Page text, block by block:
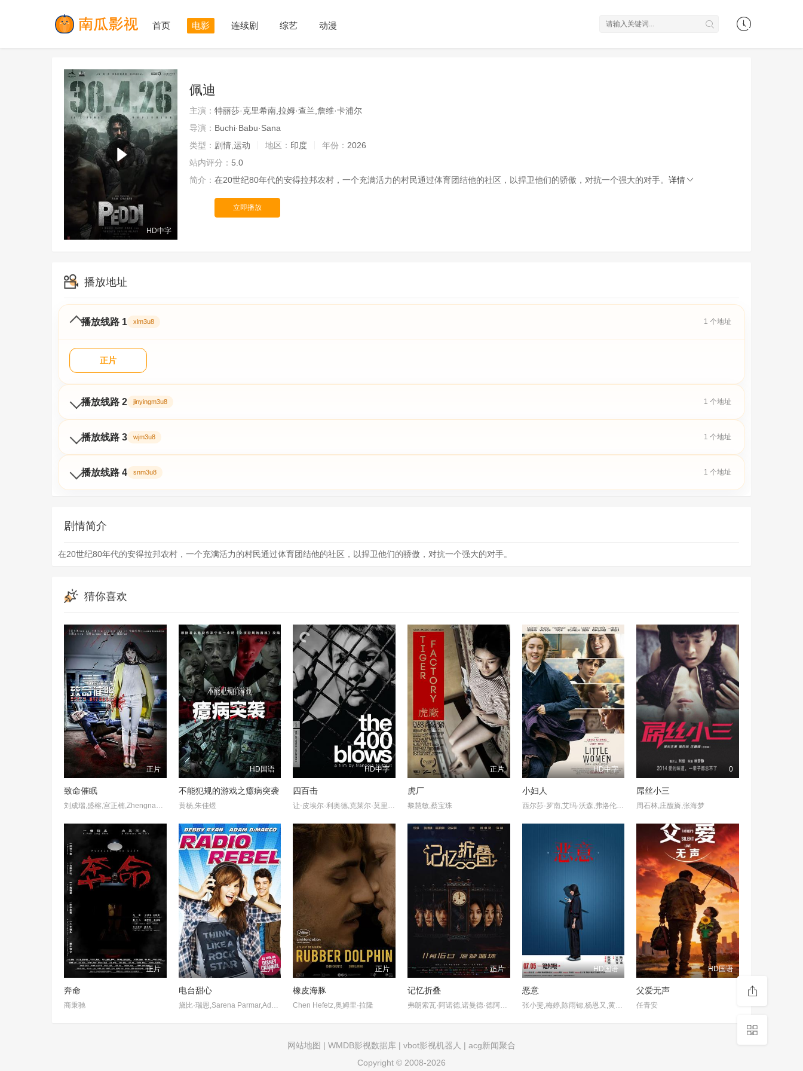
首页 电影 连续剧 综艺 动漫
HD中字
佩迪
主演： 特丽莎·克里希南,拉姆·查兰,詹维·卡浦尔
导演： Buchi·Babu·Sana
类型： 剧情,运动 地区： 印度 年份： 2026
站内评分： 5.0
简介： 在20世纪80年代的安得拉邦农村，一个充满活力的村民通过体育团结他的社区，以捍卫他们的骄傲，对抗一个强大的对手。 详情
立即播放
播放地址
播放线路 1 xlm3u8 1 个地址
正片
播放线路 2 jinyingm3u8 1 个地址
播放线路 3 wjm3u8 1 个地址
播放线路 4 snm3u8 1 个地址
剧情简介
在20世纪80年代的安得拉邦农村，一个充满活力的村民通过体育团结他的社区，以捍卫他们的骄傲，对抗一个强大的对手。
猜你喜欢
正片
致命催眠
刘成瑞,盛榕,宫正楠,Zhengnan,Gong,李立北
HD国语
不能犯规的游戏之癔病突袭
黄杨,朱佳煜
HD中字
四百击
让-皮埃尔·利奥德,克莱尔·莫里耶,阿尔贝·雷米,盖·德孔布勒
正片
虎厂
黎慧敏,蔡宝珠
HD中字
小妇人
西尔莎·罗南,艾玛·沃森,弗洛伦丝·皮尤,伊莱扎·斯坎伦,劳拉·邓恩,提莫西·查拉梅,梅丽尔·斯特里普,鲍勃·奥登科克,詹姆斯·诺顿,路易·加瑞尔,克里斯·库珀,崔西·莱茨,艾比·奎因,萨沙·弗若洛娃,莉莉·恩格勒特,爱德华德·弗莱彻,杰妮·霍蒂谢尔,多梅尼克·阿尔迪诺,汤姆·斯特拉特福,托马斯·马里亚诺,哈德莉·罗宾逊,杰米·加扎里安
0
屌丝小三
周石林,庄馥旖,张海梦
正片
奔命
商秉驰
正片
电台甜心
黛比·瑞恩,Sarena Parmar,Adam DiMarco,Atticus Mitchell,Merritt Patterson,Mercedes de la Zerda,Allie Bertram,Iain Belcher,Rowen Khan,Nancy Robertson,马丁·库明斯
正片
橡皮海豚
Chen Hefetz,奥姆里·拉隆
正片
记忆折叠
弗朗索瓦·阿诺德,诺曼德·德阿莫,Benoît,Gouin,Tania,Kontoyanni
HD国语
恶意
张小斐,梅婷,陈雨锶,杨恩又,黄轩,李庚希,张子贤,李晓川,陈创,艾丽娅,李九霄,谢可寅,雷淞然,吕严,土豆,詹鑫,刘显达,裴魁山,李海银,章涛,王勉,张祐维,孙越,何广智,滕哲,罗圣灯,王男,李逗逗,李霖霏,沈涛,任思诺
HD国语
父爱无声
任青安
网站地图 | WMDB影视数据库 | vbot影视机器人 | acg新闻聚合
Copyright © 2008-2026